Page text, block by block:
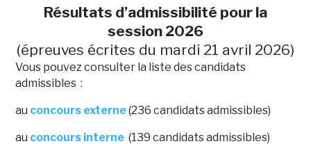
Résultats d’admissibilité pour la
session 2026
(épreuves écrites du mardi 21 avril 2026)
Vous pouvez consulter la liste des candidats
admissibles :
au concours externe(236 candidats admissibles)
au concours interne (139 candidats admissibles)